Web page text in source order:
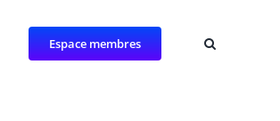
Espace membres